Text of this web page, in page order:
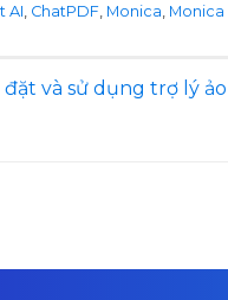
AI ChatPDF Monica Monica
đặt và sử dụng trợ lý